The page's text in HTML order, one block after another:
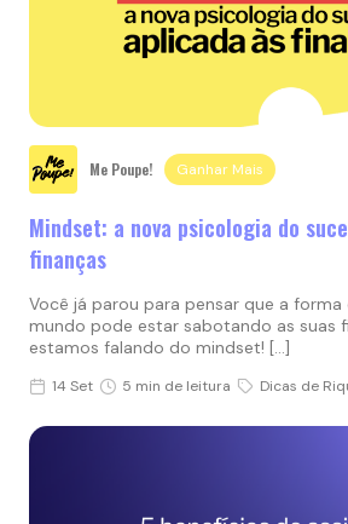
Me Poupe! Ganhar Mais
Mindset: a nova psicologia do
finanças
Você já parou para pensar que a
mundo pode estar sabotando as suas
estamos falando do mindset! […]
14 Set 5 min de leitura Dicas de